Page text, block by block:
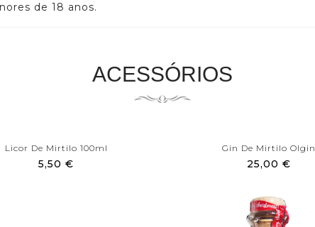
de 18 anos.
ACESSÓRIOS
Licor De Mirtilo 100ml
5,50 €
Gin De Mirtilo Olgin
25,00 €